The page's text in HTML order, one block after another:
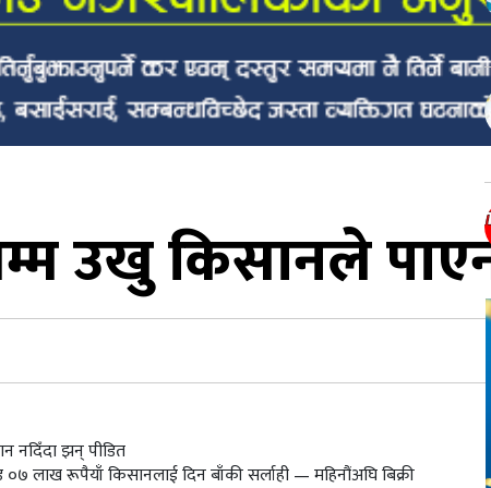
उखु किसानले
नदिँदा झन् पीडित
लाख रूपैयाँ किसानलाई दिन बाँकी सर्लाही — महिनौंअघि बिक्री